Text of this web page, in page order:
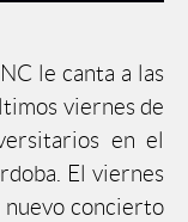
le canta a las
viernes de
en el
El viernes
concierto